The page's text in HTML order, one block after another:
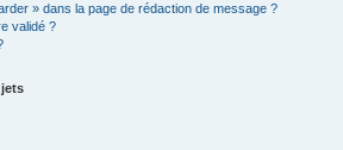
» dans la page de rédaction de message ?
validé ?